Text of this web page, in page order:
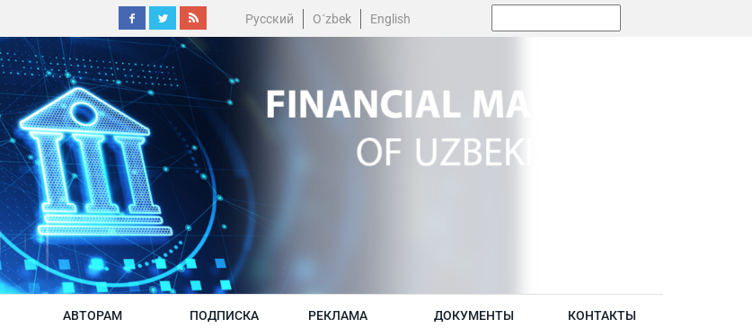
Русский O´zbek English
АВТОРАМ ПОДПИСКА РЕКЛАМА ДОКУМЕНТЫ КОНТАКТЫ